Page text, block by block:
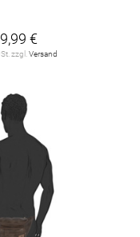
€
zzgl.Versand